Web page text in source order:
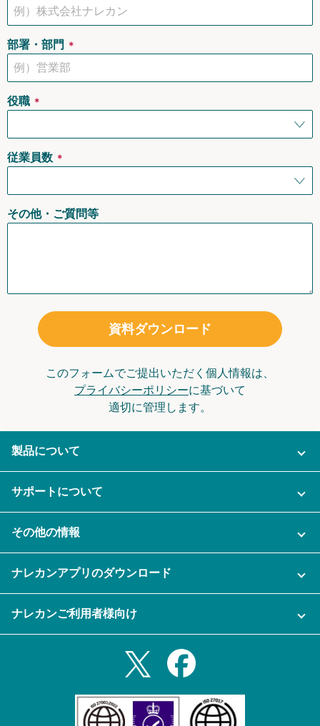
部署・部門 ＊
役職 ＊
従業員数 ＊
その他・ご質問等
資料ダウンロード
このフォームでご提出いただく個人情報は、
プライバシーポリシーに基づいて
適切に管理します。
製品について
ご利用企業様の声
セキュリティ
資料をダウンロードする
メール自動転送機能
サポートについて
充実サポート
その他の情報
セミナー一覧
プライバシーポリシー
ナレカンアプリのダウンロード
Androidタブレットアプリ
ナレカンご利用者様向け